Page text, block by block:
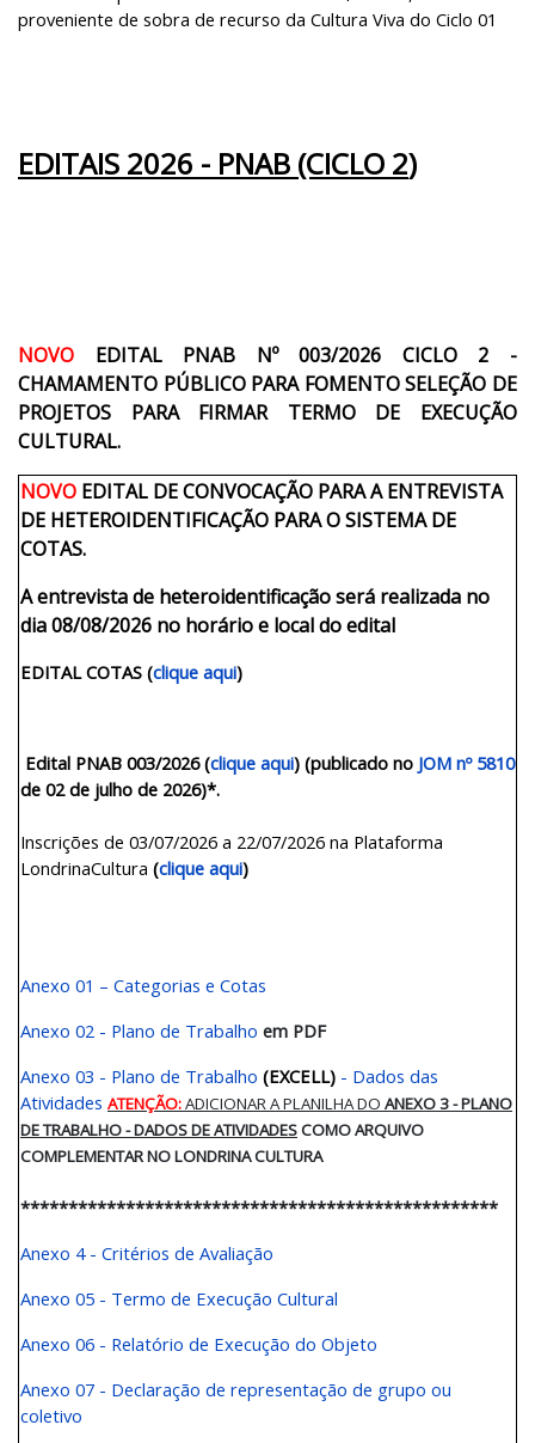
proveniente de sobra de recurso da Cultura Viva do Ciclo 01
EDITAIS 2026 - PNAB (CICLO 2)
NOVO EDITAL PNAB Nº 003/2026 CICLO 2 -
CHAMAMENTO PÚBLICO PARA FOMENTO SELEÇÃO DE
PROJETOS PARA FIRMAR TERMO DE EXECUÇÃO
CULTURAL.
NOVO EDITAL DE CONVOCAÇÃO PARA A ENTREVISTA
DE HETEROIDENTIFICAÇÃO PARA O SISTEMA DE
COTAS.
A entrevista de heteroidentificação será realizada no
dia 08/08/2026 no horário e local do edital
EDITAL COTAS (clique aqui)
Edital PNAB 003/2026 (clique aqui) (publicado no JOM nº 5810
de 02 de julho de 2026)*.
Inscrições de 03/07/2026 a 22/07/2026 na Plataforma
LondrinaCultura (clique aqui)
Anexo 01 – Categorias e Cotas
Anexo 02 - Plano de Trabalho em PDF
Anexo 03 - Plano de Trabalho (EXCELL) - Dados das
Atividades ATENÇÃO:ADICIONAR A PLANILHA DO ANEXO 3 - PLANO
DE TRABALHO - DADOS DE ATIVIDADESCOMOARQUIVO
COMPLEMENTAR NO LONDRINA CULTURA
**************************************************
Anexo 4 - Critérios de Avaliação
Anexo 05 - Termo de Execução Cultural
Anexo 06 - Relatório de Execução do Objeto
Anexo 07 - Declaração de representação de grupo ou
coletivo